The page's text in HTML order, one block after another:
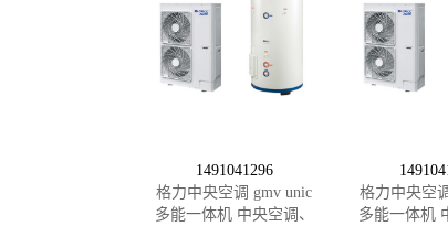
1491041296
格力中央空调 gmv unic
多能一体机 中央空调、
格力中央空
多能一体机